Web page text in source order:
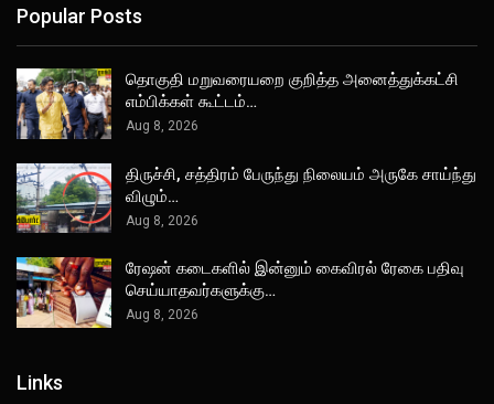
Popular Posts
தொகுதி மறுவரையறை குறித்த அனைத்துக்கட்சி
எம்பிக்கள் கூட்டம்…
Aug 8, 2026
திருச்சி, சத்திரம் பேருந்து நிலையம் அருகே சாய்ந்து
விழும்…
Aug 8, 2026
ரேஷன் கடைகளில் இன்னும் கைவிரல் ரேகை பதிவு
செய்யாதவர்களுக்கு…
Aug 8, 2026
Links